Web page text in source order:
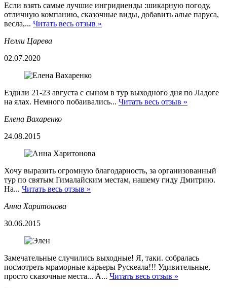
Если взять самые лучшие ингридиенды :шикарную погоду,
отличную компанию, сказочные виды, добавить алые паруса,
весла,... Читать весь отзыв »
Нелли Царева
02.07.2020
Ездили 21-23 августа с сыном в тур выходного дня по Ладоге
на ялах. Немного побаивались... Читать весь отзыв »
Елена Вахаренко
24.08.2015
Хочу выразить огромную благодарность, за организованный
тур по святым Гималайским местам, нашему гиду Дмитрию.
На... Читать весь отзыв »
Анна Харитонова
30.06.2015
Замечательные случились выходные! Я, таки. собралась
посмотреть мраморные карьеры Рускеала!!! Удивительные,
просто сказочные места... А... Читать весь отзыв »